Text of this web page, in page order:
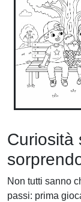
Curiosità
Non tutti sanno
passi: prima